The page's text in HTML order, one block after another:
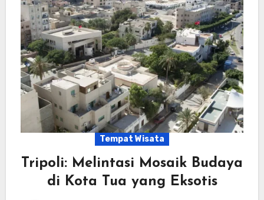
Tempat Wisata
Tripoli: Melintasi Mosaik Budaya
di Kota Tua yang Eksotis